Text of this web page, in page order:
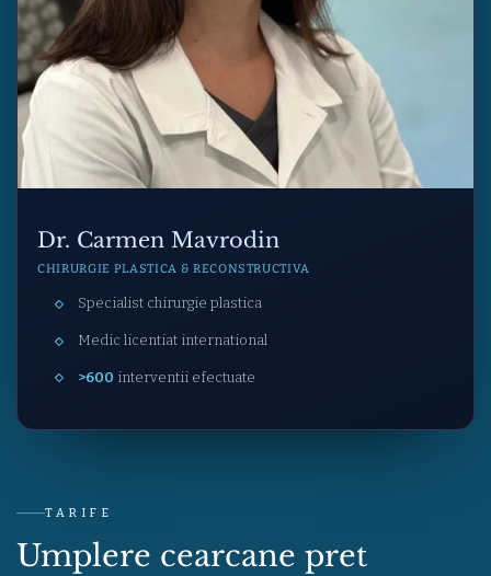
Dr. Carmen Mavrodin
CHIRURGIE PLASTICA & RECONSTRUCTIVA
Specialist chirurgie plastica
Medic licentiat international
>600 interventii efectuate
TARIFE
Umplere cearcane pret